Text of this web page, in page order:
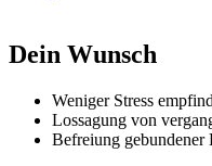
Dein Wunsch
Weniger Stress
Lossagung von
Befreiung gebundener